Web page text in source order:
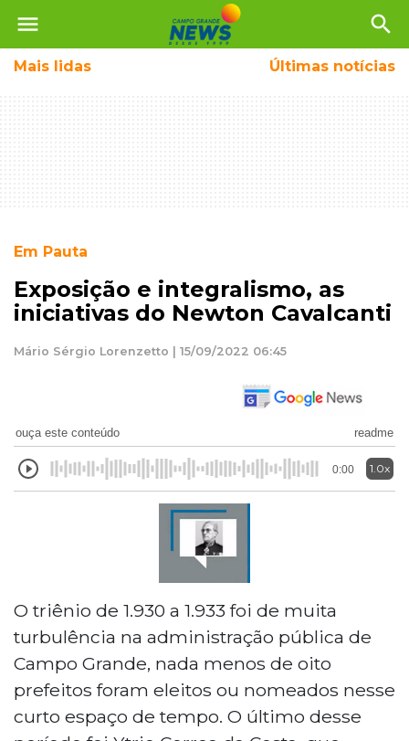
menu search
Mais lidas Últimas notícias
Em Pauta
Exposição e integralismo, as
iniciativas do Newton Cavalcanti
Mário Sérgio Lorenzetto | 15/09/2022 06:45
ouça este conteúdo readme
0:00 1.0x
O triênio de 1.930 a 1.933 foi de muita
turbulência na administração pública de
Campo Grande, nada menos de oito
prefeitos foram eleitos ou nomeados nesse
curto espaço de tempo. O último desse